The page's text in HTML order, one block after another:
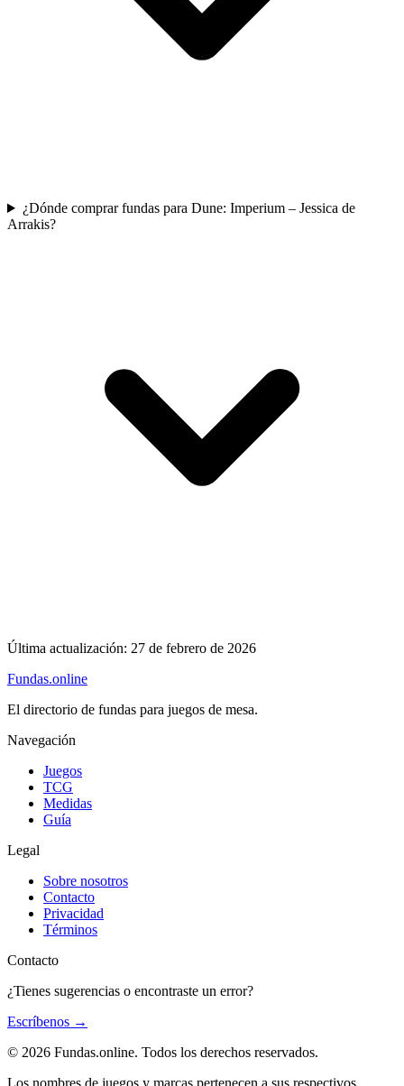
¿Dónde comprar fundas para Dune: Imperium – Jessica de
Arrakis?
Última actualización: 27 de febrero de 2026
Fundas.online
El directorio de fundas para juegos de mesa.
Navegación
Juegos
TCG
Medidas
Guía
Legal
Sobre nosotros
Contacto
Privacidad
Términos
Contacto
¿Tienes sugerencias o encontraste un error?
Escríbenos →
© 2026 Fundas.online. Todos los derechos reservados.
Los nombres de juegos y marcas pertenecen a sus respectivos